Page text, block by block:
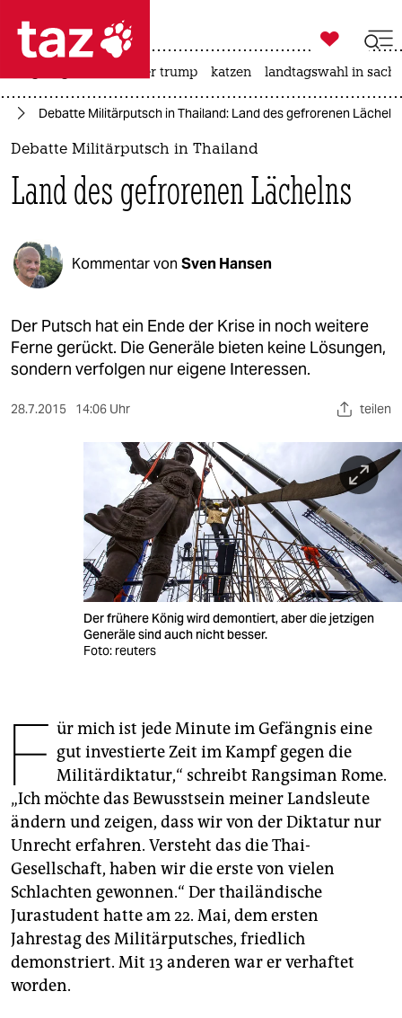
 taz zahl ich
taz zahl ich
politik
öko
gesellschaft
kultur
sport
berlin
veranstaltungen
genossenschaft
epaper login

taz zahl ich
usa unter trump katzen landtagswahl in
Debatte Militärputsch in Thailand: Land des gefrorenen
Debatte Militärputsch in Thailand
Land des gefrorenen Lächelns
Kommentar von Sven Hansen
Der Putsch hat ein Ende der Krise in noch weitere
Ferne gerückt. Die Generäle bieten keine Lösungen,
sondern verfolgen nur eigene Interessen.
28.7.2015 14:06 Uhr teilen
Der frühere König wird demontiert, aber die jetzigen
Generäle sind auch nicht besser.
Foto: reuters
F ür mich ist jede Minute im Gefängnis eine
gut investierte Zeit im Kampf gegen die
Militärdiktatur,“ schreibt Rangsiman Rome.
„Ich möchte das Bewusstsein meiner Landsleute
ändern und zeigen, dass wir von der Diktatur nur
Unrecht erfahren. Versteht das die Thai-
Gesellschaft, haben wir die erste von vielen
Schlachten gewonnen.“ Der thailändische
Jurastudent hatte am 22. Mai, dem ersten
Jahrestag des Militärputsches, friedlich
demonstriert. Mit 13 anderen war er verhaftet
worden.